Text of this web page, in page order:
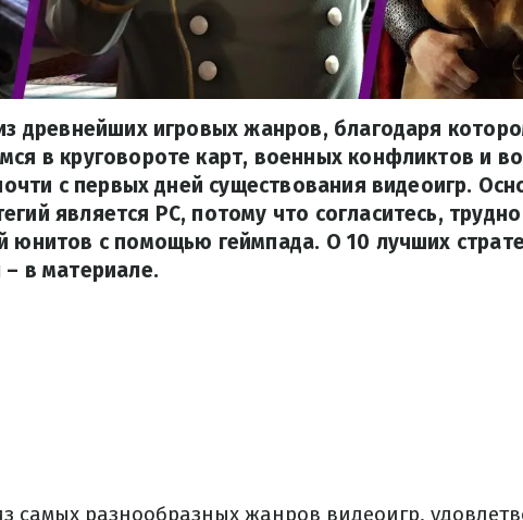
древнейших игровых жанров, благодаря
в круговороте карт, военных конфликтов и
с первых дней существования видеоигр.
является PC, потому что согласитесь,
юнитов с помощью геймпада. О 10 лучших
в материале.
самых разнообразных жанров видеоигр,